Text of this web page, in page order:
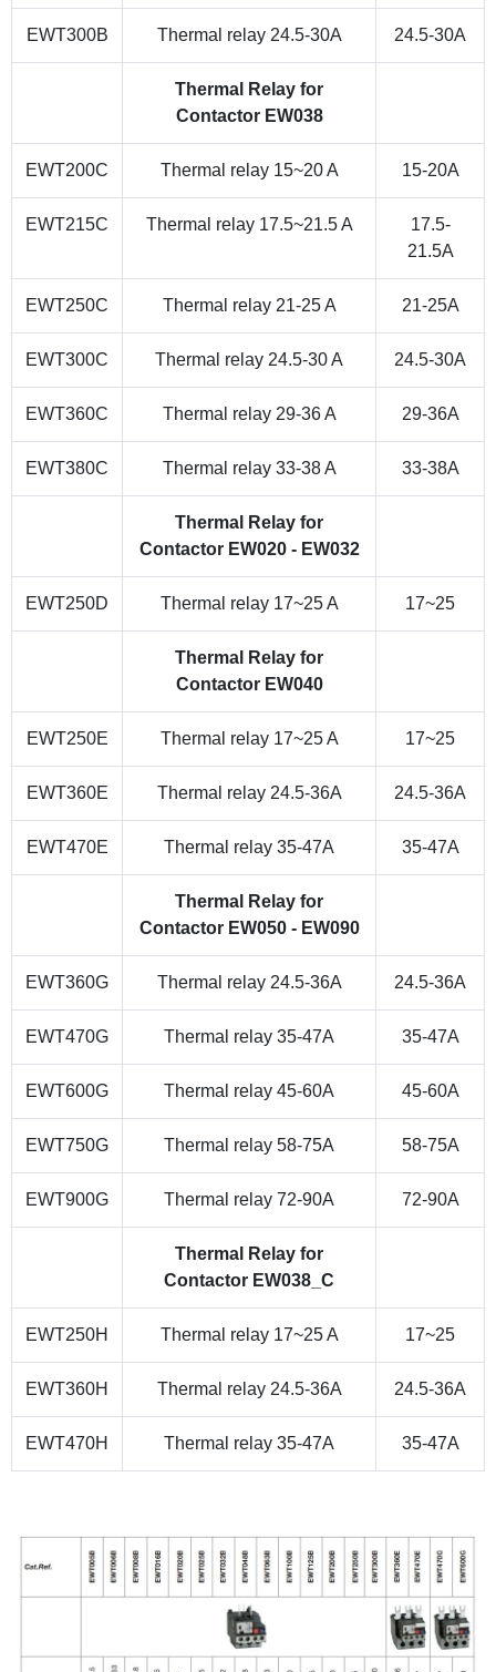
EWT300B Thermal relay 24.5-30A 24.5-30A
Thermal Relay for
Contactor EW038
EWT200C Thermal relay 15~20 A 15-20A
EWT215C Thermal relay 17.5~21.5 A
17.5-
21.5A
EWT250C Thermal relay 21-25 A 21-25A
EWT300C Thermal relay 24.5-30 A 24.5-30A
EWT360C Thermal relay 29-36 A 29-36A
EWT380C Thermal relay 33-38 A 33-38A
Thermal Relay for
Contactor EW020 - EW032
EWT250D Thermal relay 17~25 A 17~25
Thermal Relay for
Contactor EW040
EWT250E Thermal relay 17~25 A 17~25
EWT360E Thermal relay 24.5-36A 24.5-36A
EWT470E Thermal relay 35-47A 35-47A
Thermal Relay for
Contactor EW050 - EW090
EWT360G Thermal relay 24.5-36A 24.5-36A
EWT470G Thermal relay 35-47A 35-47A
EWT600G Thermal relay 45-60A 45-60A
EWT750G Thermal relay 58-75A 58-75A
EWT900G Thermal relay 72-90A 72-90A
Thermal Relay for
Contactor EW038_C
EWT250H Thermal relay 17~25 A 17~25
EWT360H Thermal relay 24.5-36A 24.5-36A
EWT470H Thermal relay 35-47A 35-47A